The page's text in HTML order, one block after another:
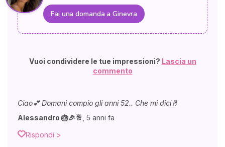
Fai una domanda a Ginevra
Vuoi condividere le tue impressioni? Lascia un
commento
Ciao💕 Domani compio gli anni 52.. Che mi dici🤞
Alessandro 🎂🎉🥂 5 anni fa
Rispondi >